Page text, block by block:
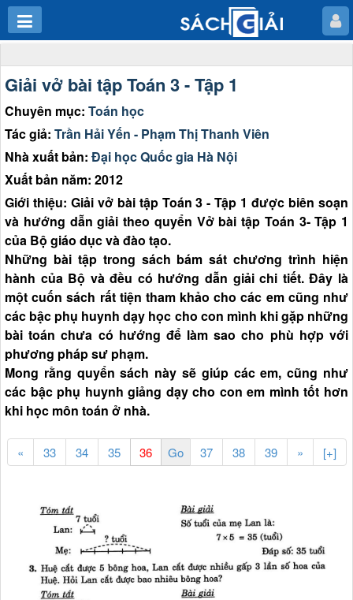
Giải vở bài tập Toán 3 - Tập 1
Chuyên mục: Toán học
Tác giả: Trần Hải Yến - Phạm Thị Thanh Viên
Nhà xuất bản: Đại học Quốc gia Hà Nội
Xuất bản năm: 2012
Giới thiệu: Giải vở bài tập Toán 3 - Tập 1 được biên soạn
và hướng dẫn giải theo quyển Vở bài tập Toán 3- Tập 1
của Bộ giáo dục và đào tạo.
Những bài tập trong sách bám sát chương trình hiện
hành của Bộ và đều có hướng dẫn giải chi tiết. Đây là
một cuốn sách rất tiện tham khảo cho các em cũng như
các bậc phụ huynh dạy học cho con mình khi gặp những
bài toán chưa có hướng để làm sao cho phù hợp với
phương pháp sư phạm.
Mong rằng quyển sách này sẽ giúp các em, cũng như
các bậc phụ huynh giảng dạy cho con em mình tốt hơn
khi học môn toán ở nhà.
« 33 34 35 37 38 39 » [+]